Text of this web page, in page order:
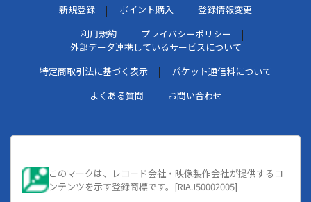
新規登録 ポイント購入
登録情報変更
利用規約
プライバシーポリシー
外部データ連携しているサービスについて
特定商取引法に基づく表示
パケット通信料について
よくある質問
お問い合わせ
このマークは、レコード会社・映像製作会社が提供するコ
ンテンツを示す登録商標です。[RIAJ50002005]